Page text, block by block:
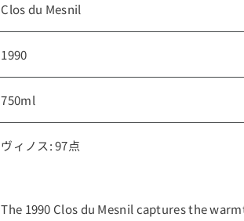
Clos du Mesnil
1990
750ml
ヴィノス: 97点
The 1990 Clos du Mesnil captures the